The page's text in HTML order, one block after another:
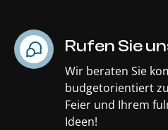
Rufen Sie
Wir beraten Sie
budgetorientiert
Feier und Ihrem
Ideen!